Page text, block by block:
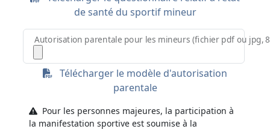
de santé du sportif mineur
Autorisation parentale pour les mineurs (fichier pdf ou jpg,
Télécharger le modèle d'autorisation
parentale
Pour les personnes majeures, la participation à
la manifestation sportive est soumise à la